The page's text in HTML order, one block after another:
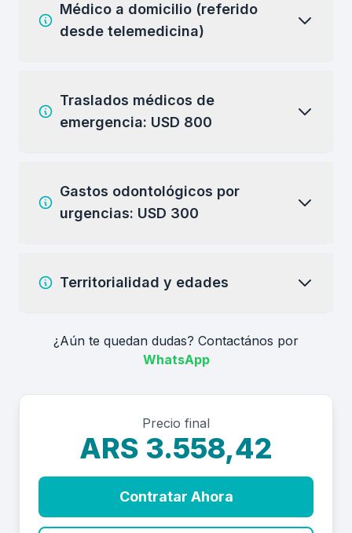
Médico a domicilio (referido
desde telemedicina)
Traslados médicos de
emergencia: USD 800
Gastos odontológicos por
urgencias: USD 300
Territorialidad y edades
¿Aún te quedan dudas? Contactános por
WhatsApp
Precio final
ARS 3.558,42
Contratar Ahora